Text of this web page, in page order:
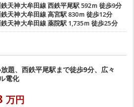
天神大牟田線西鉄平尾駅592ｍ 徒歩9分
天神大牟田線高宮駅830ｍ 徒歩12分
天神大牟田線薬院駅1,735ｍ 徒歩25分
題、西鉄平尾駅まで徒歩9分、広々
電化
万円